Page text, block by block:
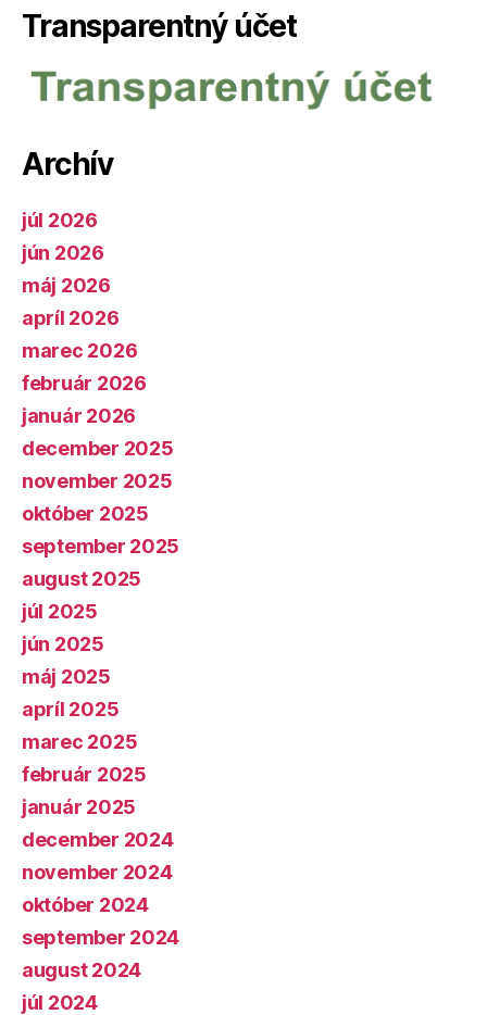
Transparentný účet
Archív
júl 2026
jún 2026
máj 2026
apríl 2026
marec 2026
február 2026
január 2026
december 2025
november 2025
október 2025
september 2025
august 2025
júl 2025
jún 2025
máj 2025
apríl 2025
marec 2025
február 2025
január 2025
december 2024
november 2024
október 2024
september 2024
august 2024
júl 2024